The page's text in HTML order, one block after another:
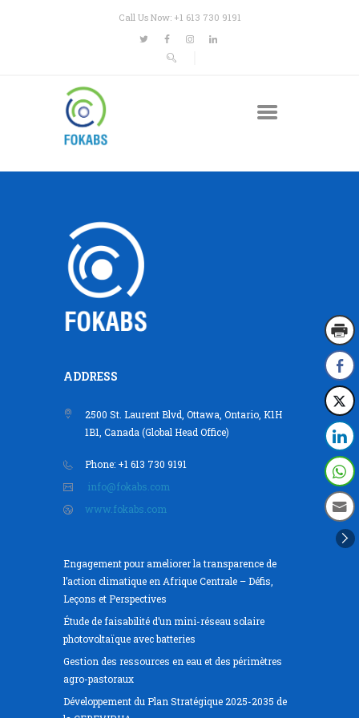
Call Us Now: +1 613 730 9191
ADDRESS
2500 St. Laurent Blvd, Ottawa, Ontario, K1H
1B1, Canada (Global Head Office)
Phone: +1 613 730 9191
info@fokabs.com
www.fokabs.com
Engagement pour ameliorer la transparence de
l’action climatique en Afrique Centrale – Défis,
Leçons et Perspectives
Étude de faisabilité d’un mini-réseau solaire
photovoltaïque avec batteries
Gestion des ressources en eau et des périmètres
agro-pastoraux
Développement du Plan Stratégique 2025-2035 de